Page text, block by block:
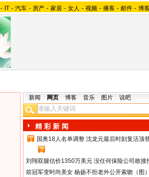
- IT - 汽车 - 房产 - 家居 - 女人 - 视频 - 播客 - 邮件 - 博
新闻 网页 博客 音乐 图片 说吧
精 彩 新 闻
1
国奥18人名单调整 沈龙元最后时刻复活顶
2
刘翔双腿估价1350万美元 没任何保险公司敢接
前冠军变时尚美女 杨扬不拒老外公开索吻（图）